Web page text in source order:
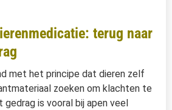
terug naar
met het principe dat dieren zelf
zoeken om klachten te
is vooral bij apen veel